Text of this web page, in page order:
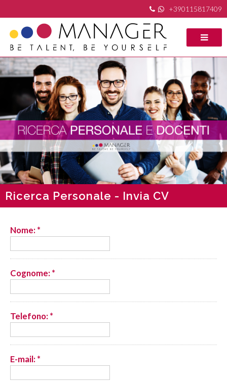
+390115817409
Ricerca Personale - Invia CV
Nome: *
Cognome: *
Telefono: *
E-mail: *